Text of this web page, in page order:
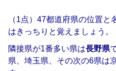
（1点）47都道府県の位置と
はきっちりと覚えましょう。
隣接県が1番多い県は長野県
県、埼玉県、その次の6県は